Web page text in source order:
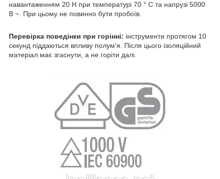
навантаженням 20 Н при температурі 70 ° C та напрузі 5000
В ~. При цьому не повинно бути пробоїв.
Перевірка поведінки при горінні: інструменти протягом 10
секунд піддаються впливу полум'я. Після цього ізоляційний
матеріал має згаснути, а не горіти далі.